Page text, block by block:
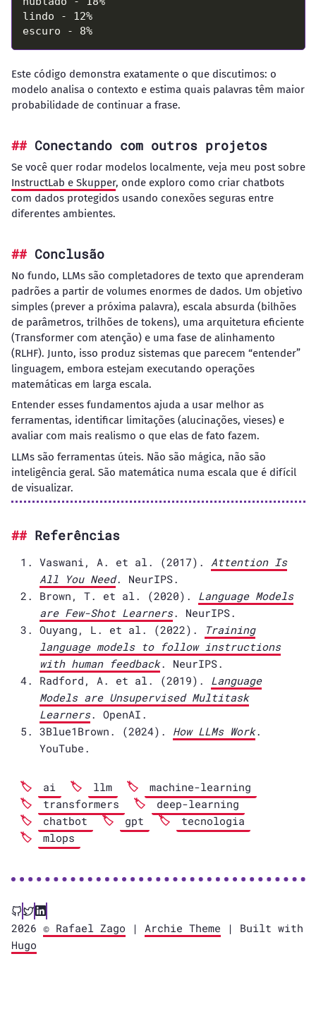
lindo - 12%
escuro - 8%
Este código demonstra exatamente o que discutimos: o
modelo analisa o contexto e estima quais palavras têm maior
probabilidade de continuar a frase.
Conectando com outros projetos
Se você quer rodar modelos localmente, veja meu post sobre
InstructLab e Skupper, onde exploro como criar chatbots
com dados protegidos usando conexões seguras entre
diferentes ambientes.
Conclusão
No fundo, LLMs são completadores de texto que aprenderam
padrões a partir de volumes enormes de dados. Um objetivo
simples (prever a próxima palavra), escala absurda (bilhões
de parâmetros, trilhões de tokens), uma arquitetura eficiente
(Transformer com atenção) e uma fase de alinhamento
(RLHF). Junto, isso produz sistemas que parecem “entender”
linguagem, embora estejam executando operações
matemáticas em larga escala.
Entender esses fundamentos ajuda a usar melhor as
ferramentas, identificar limitações (alucinações, vieses) e
avaliar com mais realismo o que elas de fato fazem.
LLMs são ferramentas úteis. Não são mágica, não são
inteligência geral. São matemática numa escala que é difícil
de visualizar.
Referências
Vaswani, A. et al. (2017). Attention Is
All You Need. NeurIPS.
Brown, T. et al. (2020). Language Models
are Few-Shot Learners. NeurIPS.
Ouyang, L. et al. (2022).
Training
language models to follow instructions
with human feedback. NeurIPS.
Radford, A. et al. (2019). Language
Models are Unsupervised Multitask
Learners. OpenAI.
3Blue1Brown. (2024). How LLMs Work.
YouTube.
ai llm
machine-learning
transformers
deep-learning
chatbot
gpt
tecnologia
mlops
2026 © Rafael Zago | Archie Theme | Built with
Hugo